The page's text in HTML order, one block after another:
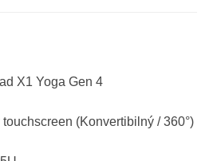
X1 Yoga Gen 4
(Konvertibilný / 360°)